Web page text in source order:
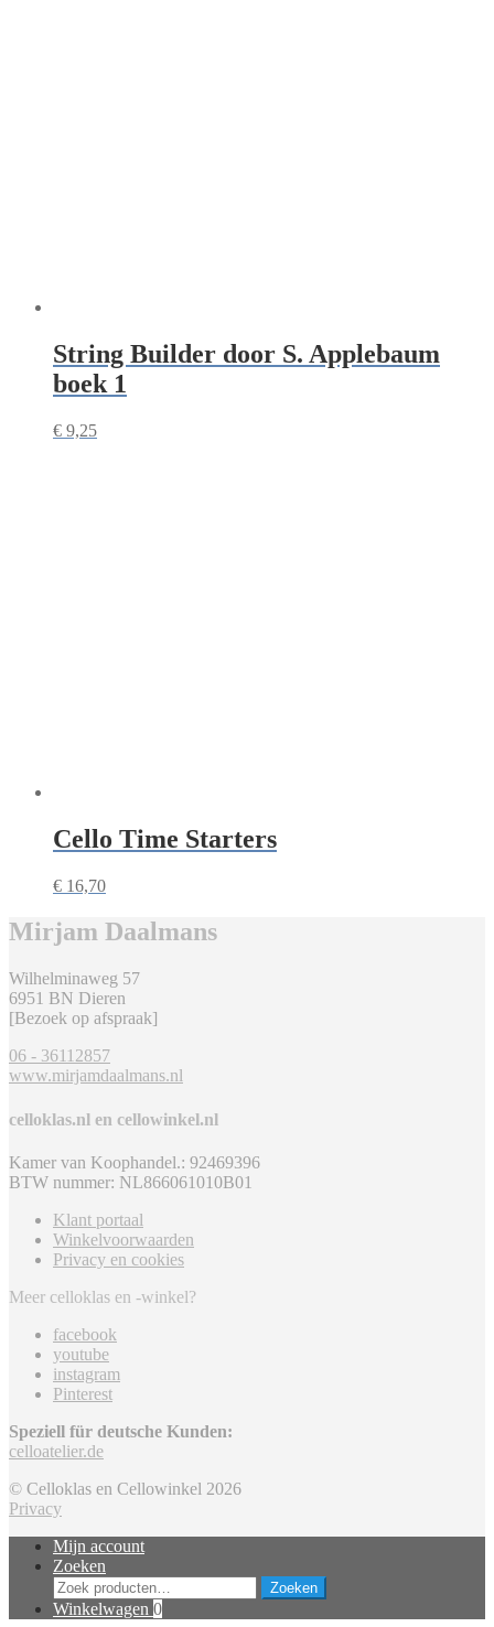
String Builder door S. Applebaum
boek 1
€ 9,25
Cello Time Starters
€ 16,70
Mirjam Daalmans
Wilhelminaweg 57
6951 BN Dieren
[Bezoek op afspraak]
06 - 36112857
www.mirjamdaalmans.nl
celloklas.nl en cellowinkel.nl
Kamer van Koophandel.: 92469396
BTW nummer: NL866061010B01
Klant portaal
Winkelvoorwaarden
Privacy en cookies
Meer celloklas en -winkel?
facebook
youtube
instagram
Pinterest
Speziell für deutsche Kunden:
celloatelier.de
© Celloklas en Cellowinkel 2026
Privacy
Mijn account
Zoeken
Zoeken
naar:
Zoeken
Winkelwagen 0